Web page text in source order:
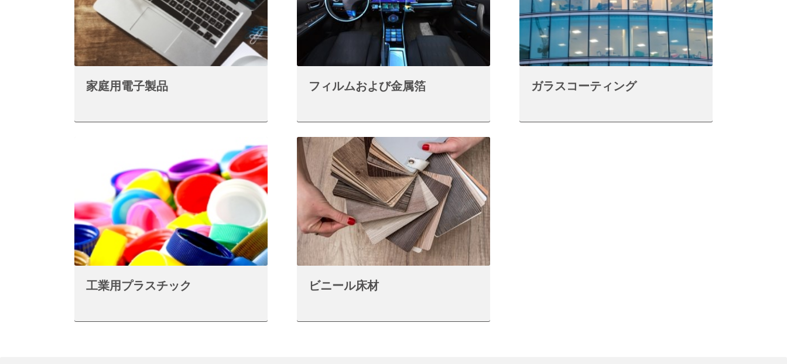
家庭用電子製品 フィルムおよび金属箔 ガラスコーティング
工業用プラスチック ビニール床材